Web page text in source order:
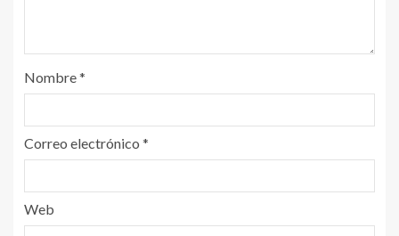
Nombre*
Correo electrónico *
Web